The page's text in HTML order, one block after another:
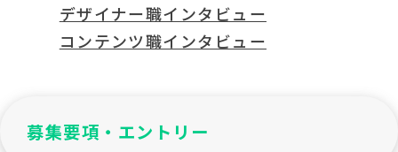
デザイナー職インタビュー
コンテンツ職インタビュー
募集要項・エントリー